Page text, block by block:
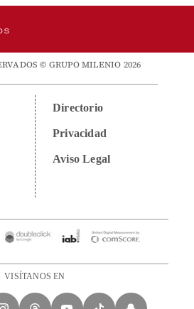
© GRUPO MILENIO 2026
Directorio
Privacidad
Aviso Legal
VISÍTANOS EN